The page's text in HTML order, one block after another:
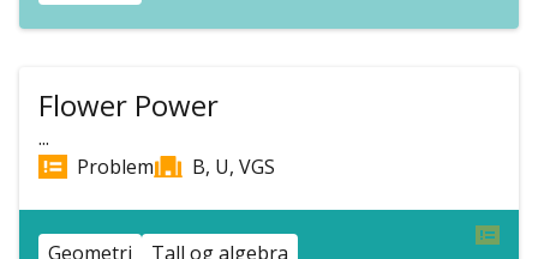
Flower Power
...
Problem
B, U, VGS
Geometri Tall og algebra